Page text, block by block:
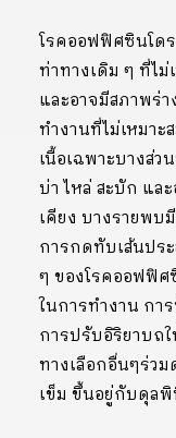
โรคออฟฟิศซินโด
ท่าทางเดิม ๆ ที่ไม่
และอาจมีสภาพร่
ทำงานที่ไม่เหมาะ
เนื้อเฉพาะบางส่
บ่า ไหล่ สะบัก แล
เคียง บางรายพบ
การกดทับเส้นปร
ๆ ของโรคออฟฟิ
ในการทำงาน กา
การปรับอิริยาบถ
ทางเลือกอื่นๆร่ว
เข็ม ขึ้นอยู่กับดุล